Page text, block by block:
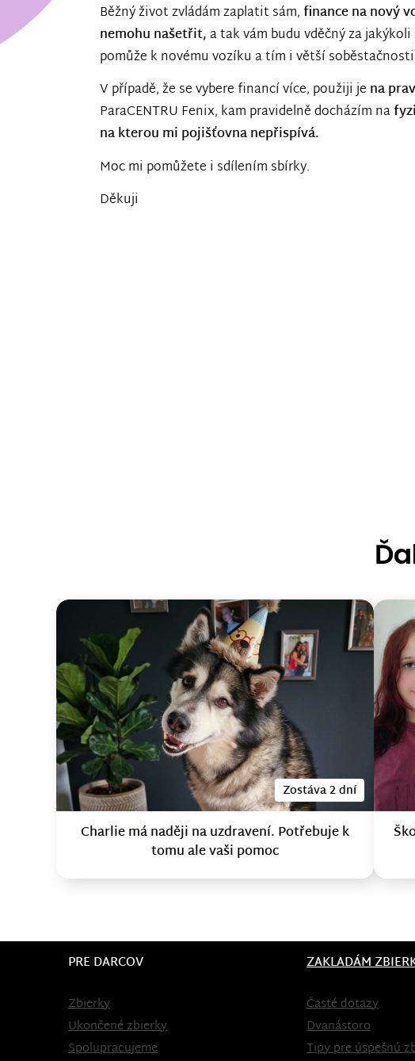
Běžný život zvládám zaplatit sám,finance na nový
nemohu našetřit,a tak vám budu vděčný za
pomůže k novému vozíku a tím i větší
V případě, že se vybere financí více, použiji je na
ParaCENTRU Fenix, kam pravidelně docházím na
na kterou mi pojišťovna nepřispívá.
Moc mi pomůžete i sdílením sbírky.
Děkuji
Zostáva 2 dní
Charlie má naději na uzdravení. Potřebuje k
tomu ale vaši pomoc
PRE DARCOV
Zbierky
Ukončené zbierky
Spolupracujeme
ZAKLADÁM
Časté dotazy
Dvanástoro
Tipy pre úspešnú